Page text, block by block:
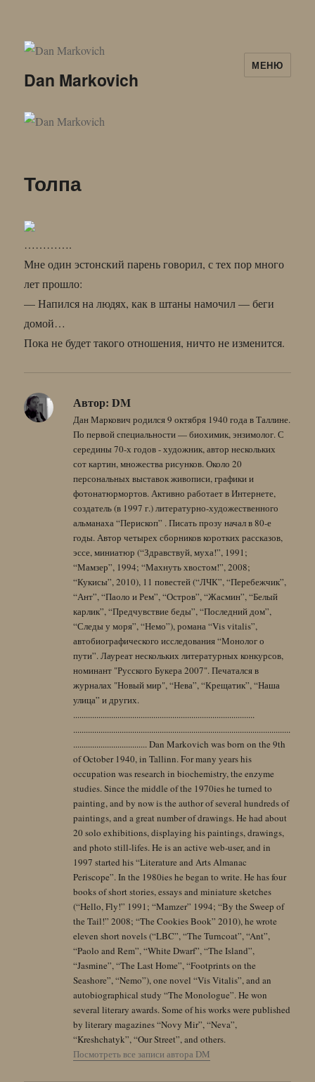
Dan Markovich
МЕНЮ
Толпа
………….
Мне один эстонский парень говорил, с тех пор много
лет прошло:
— Напился на людях, как в штаны намочил — беги
домой…
Пока не будет такого отношения, ничто не изменится.
Автор: DM
Дан Маркович родился 9 октября 1940 года в Таллине.
По первой специальности — биохимик, энзимолог. С
середины 70-х годов - художник, автор нескольких
сот картин, множества рисунков. Около 20
персональных выставок живописи, графики и
фотонатюрмортов. Активно работает в Интернете,
создатель (в 1997 г.) литературно-художественного
альманаха “Перископ” . Писать прозу начал в 80-е
годы. Автор четырех сборников коротких рассказов,
эссе, миниатюр (“Здравствуй, муха!”, 1991;
“Мамзер”, 1994; “Махнуть хвостом!”, 2008;
“Кукисы”, 2010), 11 повестей (“ЛЧК”, “Перебежчик”,
“Ант”, “Паоло и Рем”, “Остров”, “Жасмин”, “Белый
карлик”, “Предчувствие беды”, “Последний дом”,
“Следы у моря”, “Немо”), романа “Vis vitalis”,
автобиографического исследования “Монолог о
пути”. Лауреат нескольких литературных конкурсов,
номинант "Русского Букера 2007". Печатался в
журналах "Новый мир", “Нева”, “Крещатик”, “Наша
улица” и других.
......................................................................................
.......................................................................................................
................................... Dan Markovich was born on the 9th
of October 1940, in Tallinn. For many years his
occupation was research in biochemistry, the enzyme
studies. Since the middle of the 1970ies he turned to
painting, and by now is the author of several hundreds of
paintings, and a great number of drawings. He had about
20 solo exhibitions, displaying his paintings, drawings,
and photo still-lifes. He is an active web-user, and in
1997 started his “Literature and Arts Almanac
Periscope”. In the 1980ies he began to write. He has four
books of short stories, essays and miniature sketches
(“Hello, Fly!” 1991; “Mamzer” 1994; “By the Sweep of
the Tail!” 2008; “The Cookies Book” 2010), he wrote
eleven short novels (“LBC”, “The Turncoat”, “Ant”,
“Paolo and Rem”, “White Dwarf”, “The Island”,
“Jasmine”, “The Last Home”, “Footprints on the
Seashore”, “Nemo”), one novel “Vis Vitalis”, and an
autobiographical study “The Monologue”. He won
several literary awards. Some of his works were published
by literary magazines “Novy Mir”, “Neva”,
“Kreshchatyk”, “Our Street”, and others.
Посмотреть все записи автора DM